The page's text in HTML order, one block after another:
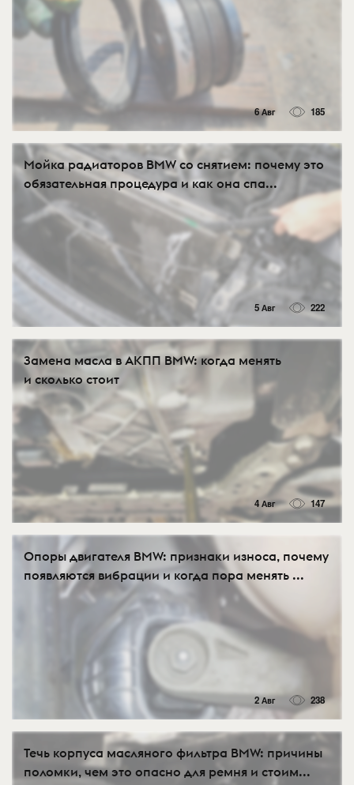
6 Авг 185
Мойка радиаторов BMW со снятием: почему это
обязательная процедура и как она спа...
5 Авг 222
Замена масла в АКПП BMW: когда менять
и сколько стоит
4 Авг 147
Опоры двигателя BMW: признаки износа, почему
появляются вибрации и когда пора менять ...
2 Авг 238
Течь корпуса масляного фильтра BMW: причины
поломки, чем это опасно для ремня и стоим...